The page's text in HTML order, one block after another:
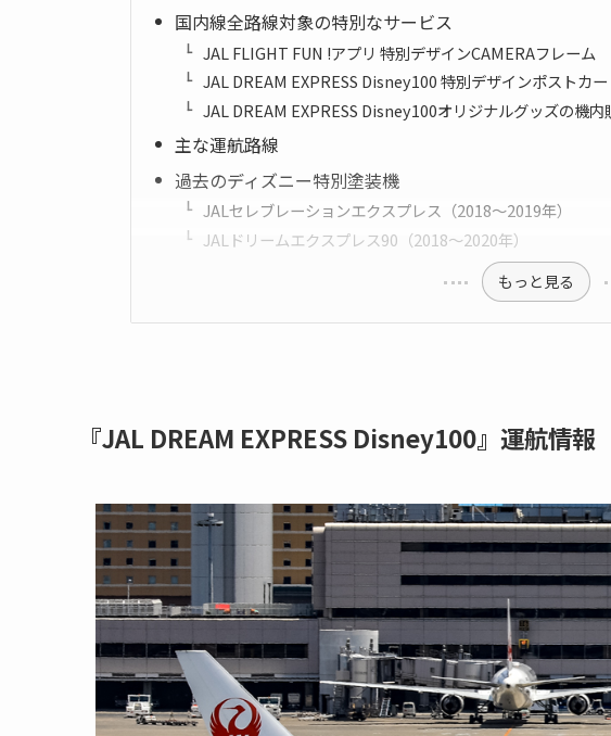
国内線全路線対象の特別なサービス
JAL FLIGHT FUN !アプリ 特別デザインCAMERAフレーム
JAL DREAM EXPRESS Disney100 特別デザインポストカ
JAL DREAM EXPRESS Disney100オリジナルグッズの機内
主な運航路線
過去のディズニー特別塗装機
JALセレブレーションエクスプレス（2018〜2019年）
JALドリームエクスプレス90（2018〜2020年）
もっと見る
『JAL DREAM EXPRESS Disney100』運航情報